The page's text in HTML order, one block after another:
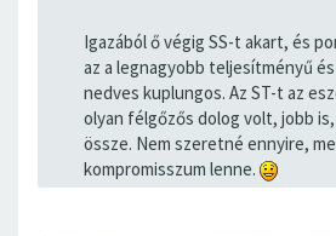
Igazából ő végig SS-t akart, és
az a legnagyobb teljesítményű
nedves kuplungos. Az ST-t az
olyan félgőzős dolog volt, jobb
össze. Nem szeretné ennyire,
kompromisszum lenne.